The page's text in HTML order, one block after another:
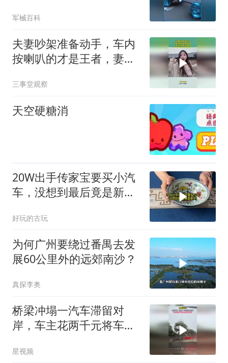
军械百科
夫妻吵架准备动手，车内
按喇叭的才是王者，妻子
三事堂观察
天空硬糖消
20W出手传家宝要买小汽
车，没想到最后竟是新
好玩的古玩
为何广州要绕过番禺去发
展60公里外的远郊南沙？
真探李奥
桥梁冲塌一汽车滞留对
岸，车主花两千元将车辆
星视频